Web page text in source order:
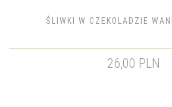
ŚLIWKI W CZEKOLADZIE
26,00 PLN